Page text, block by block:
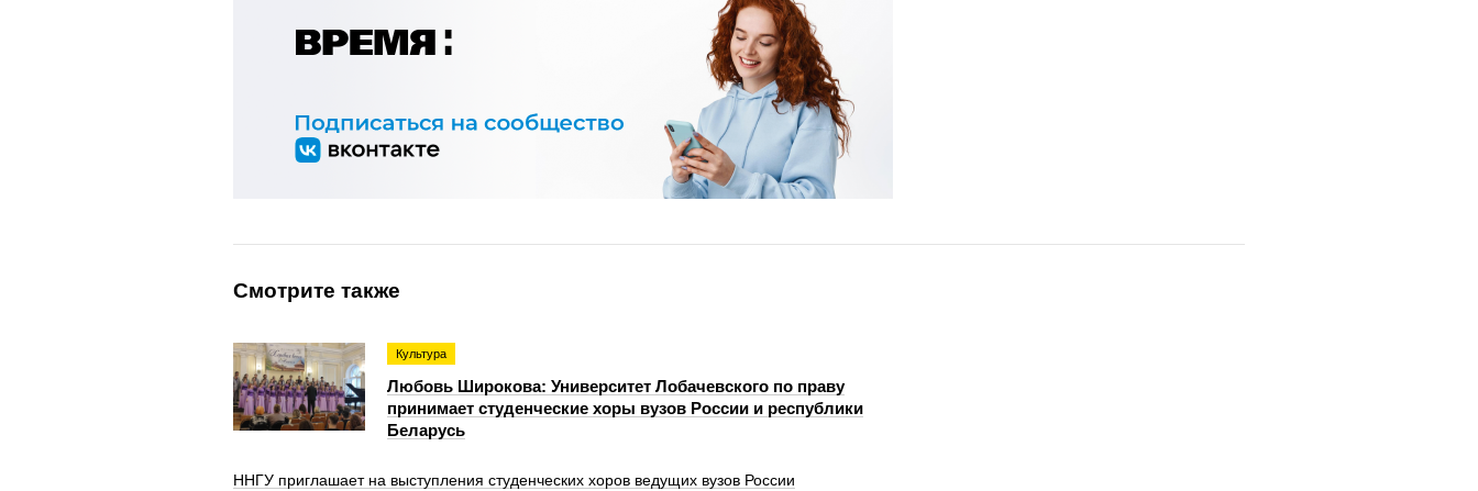
Смотрите также
Культура
Любовь Широкова: Университет Лобачевского по праву
принимает студенческие хоры вузов России и республики
Беларусь
ННГУ приглашает на выступления студенческих хоров ведущих вузов России